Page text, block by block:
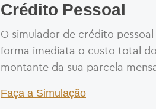
Crédito Pessoal
O simulador de crédito
forma imediata o custo total
montante da sua parcela
Faça a Simulação